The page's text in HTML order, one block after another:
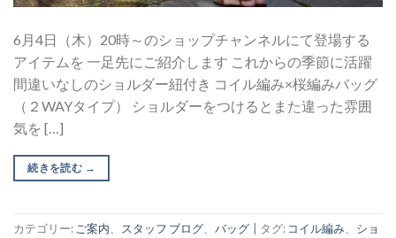
6月4日（木）20時～のショップチャンネルにて登場する
アイテムを 一足先にご紹介します これからの季節に活躍
間違いなしのショルダー紐付き コイル編み×桜編みバッグ
（２WAYタイプ） ショルダーをつけるとまた違った雰囲
気を […]
続きを読む →
カテゴリー:ご案内、 スタッフ ブログ、 バッグ タグ: コイル編み、 ショ